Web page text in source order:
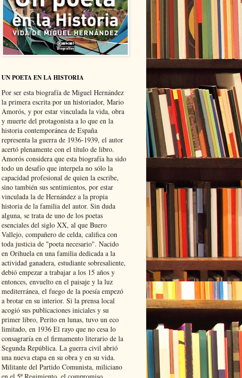
UN POETA EN LA HISTORIA
Por ser esta biografía de Miguel Hernández
la primera escrita por un historiador, Mario
Amorós, y por estar vinculada la vida, obra
y muerte del protagonista a lo que en la
historia contemporánea de España
representa la guerra de 1936-1939, el autor
acertó plenamente con el título de libro.
Amorós considera que esta biografía ha sido
todo un desafío que interpela no sólo la
capacidad profesional de quien la escribe,
sino también sus sentimientos, por estar
vinculada la de Hernández a la propia
historia de la familia del autor. Sin duda
alguna, se trata de uno de los poetas
esenciales del siglo XX, al que Buero
Vallejo, compañero de celda, califica con
toda justicia de "poeta necesario". Nacido
en Orihuela en una familia dedicada a la
actividad ganadera, estudiante sobresaliente,
debió empezar a trabajar a los 15 años y
entonces, envuelto en el paisaje y la luz
mediterránea, el fuego de la poesía empezó
a brotar en su interior. Si la prensa local
acogió sus publicaciones iniciales y su
primer libro, Perito en lunas, tuvo un eco
limitado, en 1936 El rayo que no cesa lo
consagraría en el firmamento literario de la
Segunda República. La guerra civil abrió
una nueva etapa en su obra y en su vida.
Militante del Partido Comunista, miliciano